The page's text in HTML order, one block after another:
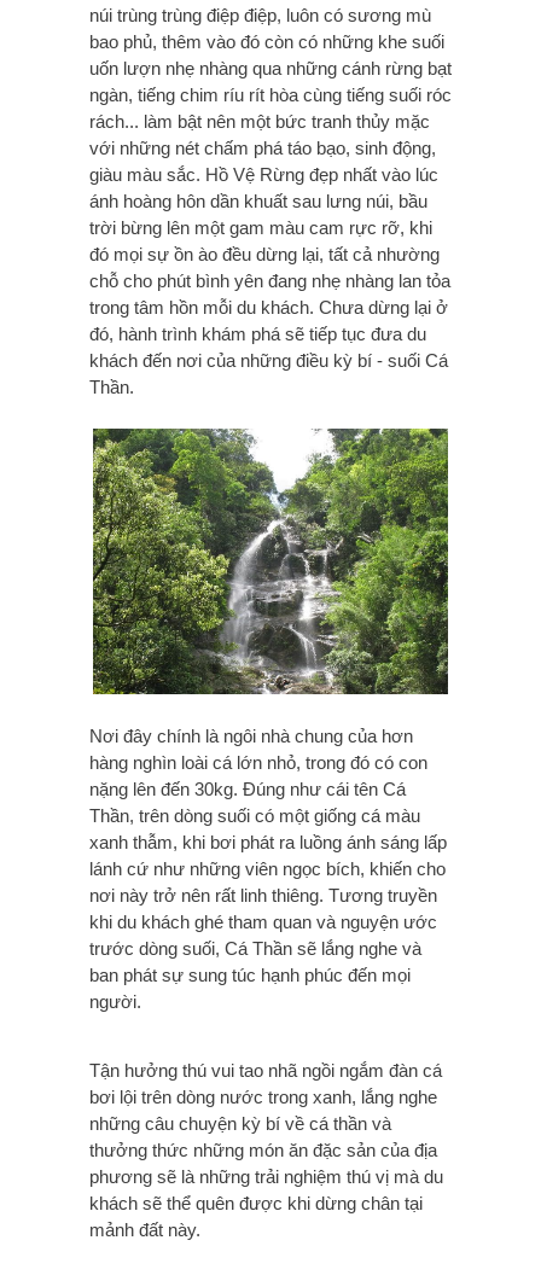
núi trùng trùng điệp điệp, luôn có sương mù
bao phủ, thêm vào đó còn có những khe suối
uốn lượn nhẹ nhàng qua những cánh rừng bạt
ngàn, tiếng chim ríu rít hòa cùng tiếng suối róc
rách... làm bật nên một bức tranh thủy mặc
với những nét chấm phá táo bạo, sinh động,
giàu màu sắc. Hồ Vệ Rừng đẹp nhất vào lúc
ánh hoàng hôn dần khuất sau lưng núi, bầu
trời bừng lên một gam màu cam rực rỡ, khi
đó mọi sự ồn ào đều dừng lại, tất cả nhường
chỗ cho phút bình yên đang nhẹ nhàng lan tỏa
trong tâm hồn mỗi du khách. Chưa dừng lại ở
đó, hành trình khám phá sẽ tiếp tục đưa du
khách đến nơi của những điều kỳ bí - suối Cá
Thần.
Nơi đây chính là ngôi nhà chung của hơn
hàng nghìn loài cá lớn nhỏ, trong đó có con
nặng lên đến 30kg. Đúng như cái tên Cá
Thần, trên dòng suối có một giống cá màu
xanh thẫm, khi bơi phát ra luồng ánh sáng lấp
lánh cứ như những viên ngọc bích, khiến cho
nơi này trở nên rất linh thiêng. Tương truyền
khi du khách ghé tham quan và nguyện ước
trước dòng suối, Cá Thần sẽ lắng nghe và
ban phát sự sung túc hạnh phúc đến mọi
người.
Tận hưởng thú vui tao nhã ngồi ngắm đàn cá
bơi lội trên dòng nước trong xanh, lắng nghe
những câu chuyện kỳ bí về cá thần và
thưởng thức những món ăn đặc sản của địa
phương sẽ là những trải nghiệm thú vị mà du
khách sẽ thể quên được khi dừng chân tại
mảnh đất này.